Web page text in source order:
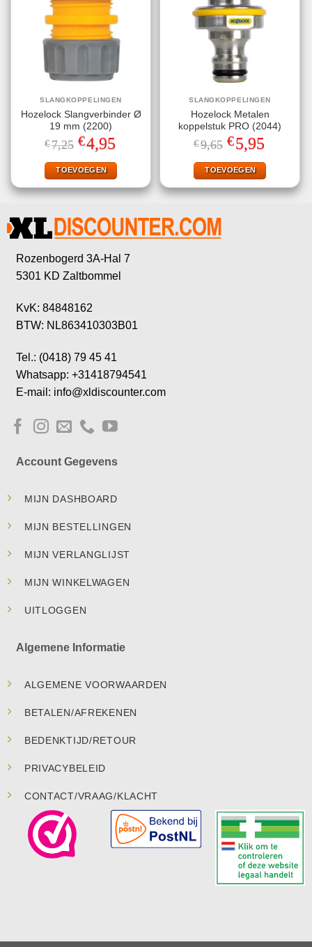
SLANGKOPPELINGEN
Hozelock Slangverbinder Ø
19 mm (2200)
€7,25 Oorspronkelijke
prijs
was:
€7,25.
€4,95
is:
€4,95.
TOEVOEGEN
SLANGKOPPELINGEN
Hozelock Metalen
koppelstuk PRO (2044)
€9,65 Oorspronkelijke
prijs
was:
€9,65.
€5,95
is:
€5,95.
TOEVOEGEN
Rozenbogerd 3A-Hal 7
5301 KD Zaltbommel
KvK: 84848162
BTW: NL863410303B01
Tel.: (0418) 79 45 41
Whatsapp: +31418794541
E-mail: info@xldiscounter.com
Account Gegevens
MIJN DASHBOARD
MIJN BESTELLINGEN
MIJN VERLANGLIJST
MIJN WINKELWAGEN
UITLOGGEN
Algemene Informatie
ALGEMENE VOORWAARDEN
BETALEN/AFREKENEN
BEDENKTIJD/RETOUR
PRIVACYBELEID
CONTACT/VRAAG/KLACHT